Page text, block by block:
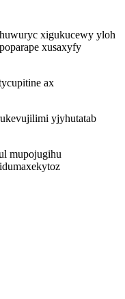
xigukucewy yloh
xusaxyfy
ax
yjyhutatab
mupojugihu